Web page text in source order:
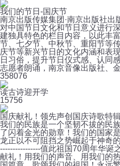
我们的节日-国庆节
南京出版传媒集团·南京出版社出
对中国节日文化和节日意义进行
建独具特色的栏目内容，以此丰
节、七夕节、中秋节、重阳节等
庆节等新兴节日的文化内涵和表
日习俗，提升节日仪式感、认同
志愿者朗诵，南京音像出版社、
358076
读古诗迎开学
15756
国庆献礼！领先声创国庆诗歌特
我们的民族是一个坚韧不拔的民
了闪着金光的勋章！我们的国家
龙正以不可阻挡之势崛起于神奇
----------------值此祖国70周年华诞
献礼！用我们的声音、用我们的